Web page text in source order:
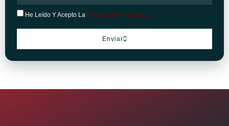
He Leído Y Acepto La Política De Privacidad
Enviar